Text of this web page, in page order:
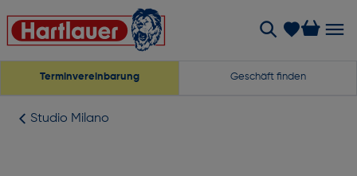
Terminvereinbarung Geschäft finden
Studio Milano